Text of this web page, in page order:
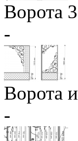
Ворота
-
Ворота
-